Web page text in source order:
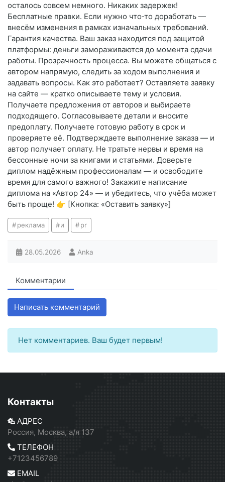
осталось совсем немного. Никаких задержек!
Бесплатные правки. Если нужно что‑то доработать —
внесём изменения в рамках изначальных требований.
Гарантия качества. Ваш заказ находится под защитой
платформы: деньги замораживаются до момента сдачи
работы. Прозрачность процесса. Вы можете общаться с
автором напрямую, следить за ходом выполнения и
задавать вопросы. Как это работает? Оставляете заявку
на сайте — кратко описываете тему и условия.
Получаете предложения от авторов и выбираете
подходящего. Согласовываете детали и вносите
предоплату. Получаете готовую работу в срок и
проверяете её. Подтверждаете выполнение заказа — и
автор получает оплату. Не тратьте нервы и время на
бессонные ночи за книгами и статьями. Доверьте
диплом надёжным профессионалам — и освободите
время для самого важного! Закажите написание
диплома на «Автор 24» — и убедитесь, что учёба может
быть проще! 👉 [Кнопка: «Оставить заявку»]
реклама и pr
28.05.2026 Anka
Комментарии
Написать комментарий
Нет комментариев. Ваш будет первым!
Контакты
АДРЕС
Россия, Москва, а/я 137
ТЕЛЕФОН
+7123456789
EMAIL